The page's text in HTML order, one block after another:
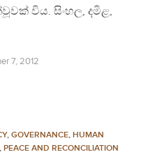
විය. සිංහල, දමිළ,
7, 2012
, GOVERNANCE, HUMAN
, PEACE AND RECONCILIATION